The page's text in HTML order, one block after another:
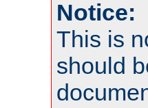
Notice:
This is
should